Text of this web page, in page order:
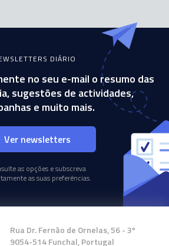
DIÁRIO
no seu e-mail o resumo das
sugestões de actividades,
e muito mais.
Ver newsletters
as opções e subscreva
as suas preferências.
Rua Dr. Fernão de Ornelas, 56 - 3º
9054-514 Funchal, Portugal